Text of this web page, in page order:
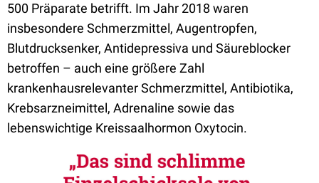
500 Präparate betrifft. Im Jahr 2018 waren
insbesondere Schmerzmittel, Augentropfen,
Blutdrucksenker, Antidepressiva und Säureblocker
betroffen – auch eine größere Zahl
krankenhausrelevanter Schmerzmittel, Antibiotika,
Krebsarzneimittel, Adrenaline sowie das
lebenswichtige Kreissaalhormon Oxytocin.